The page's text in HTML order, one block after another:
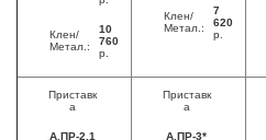
Клен/
Метал.:
10
760
р.
Клен/
Метал.:
7
620
р.
Приставк
а
А.ПР-2.1
Приставк
а
А.ПР-3*